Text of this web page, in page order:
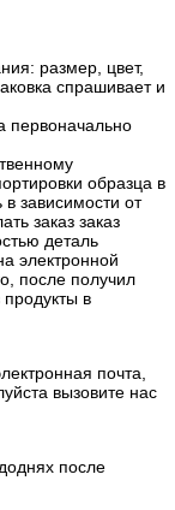
размер, цвет,
спрашивает и
первоначально
образца в
в зависимости от
заказ заказ
деталь
электронной
после получил
в
почта,
вызовите нас
после